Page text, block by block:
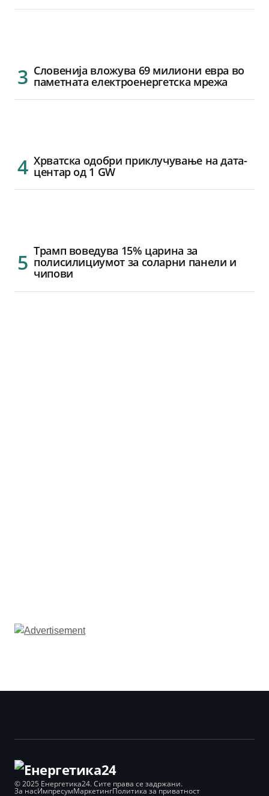
Словенија вложува 69 милиони евра во
паметната електроенергетска мрежа
Хрватска одобри приклучување на дата-
центар од 1 GW
Трамп воведува 15% царина за
полисилициумот за соларни панели и
чипови
© 2025 Енергетика24. Сите права се задржани.
За насИмпресумМаркетингПолитика за приватност